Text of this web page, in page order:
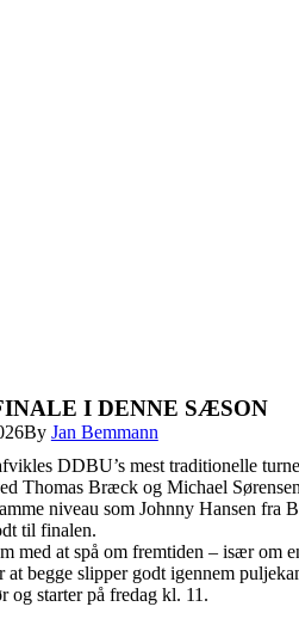
I DENNE SÆSON
By Jan Bemmann
DDBU’s mest traditionelle
Thomas Bræck og Michael
niveau som Johnny Hansen fra
til finalen.
med at spå om fremtiden – især om
at begge slipper godt igennem
starter på fredag kl. 11.